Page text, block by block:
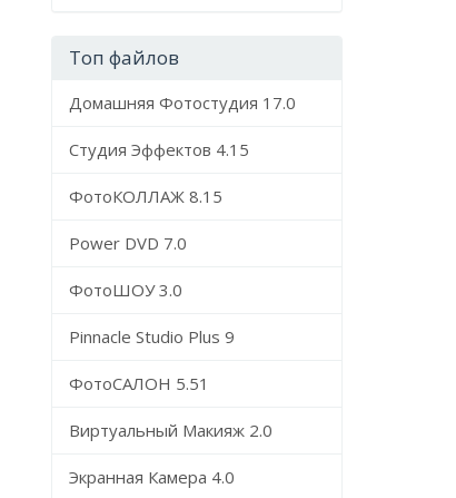
Топ файлов
Домашняя Фотостудия 17.0
Студия Эффектов 4.15
ФотоКОЛЛАЖ 8.15
Power DVD 7.0
ФотоШОУ 3.0
Pinnacle Studio Plus 9
ФотоСАЛОН 5.51
Виртуальный Макияж 2.0
Экранная Камера 4.0